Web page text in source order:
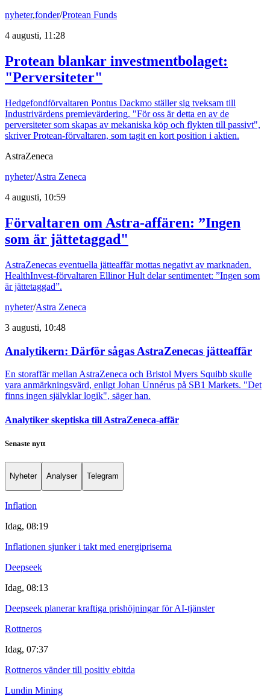
nyheter,fonder/Protean Funds
4 augusti, 11:28
Protean blankar investmentbolaget:
"Perversiteter"
Hedgefondförvaltaren Pontus Dackmo ställer sig tveksam till
Industrivärdens premievärdering. "För oss är detta en av de
perversiteter som skapas av mekaniska köp och flykten till passivt",
skriver Protean-förvaltaren, som tagit en kort position i aktien.
AstraZeneca
nyheter/Astra Zeneca
4 augusti, 10:59
Förvaltaren om Astra-affären: ”Ingen
som är jättetaggad"
AstraZenecas eventuella jätteaffär mottas negativt av marknaden.
HealthInvest-förvaltaren Ellinor Hult delar sentimentet: ”Ingen som
är jättetaggad”.
nyheter/Astra Zeneca
3 augusti, 10:48
Analytikern: Därför sågas AstraZenecas jätteaffär
En storaffär mellan AstraZeneca och Bristol Myers Squibb skulle
vara anmärkningsvärd, enligt Johan Unnérus på SB1 Markets. "Det
finns ingen självklar logik", säger han.
Analytiker skeptiska till AstraZeneca-affär
Senaste nytt
Nyheter Analyser Telegram
Inflation
Idag, 08:19
Inflationen sjunker i takt med energipriserna
Deepseek
Idag, 08:13
Deepseek planerar kraftiga prishöjningar för AI-tjänster
Rottneros
Idag, 07:37
Rottneros vänder till positiv ebitda
Lundin Mining